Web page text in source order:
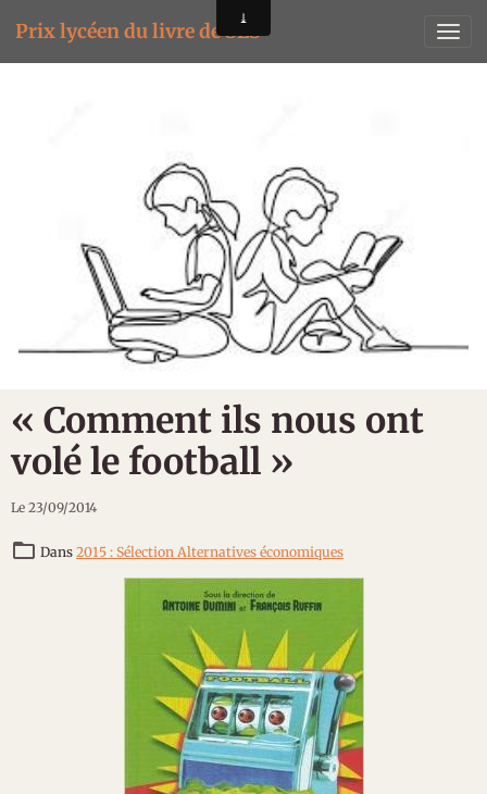
Prix lycéen du livre de SES
« Comment ils nous ont
volé le football »
Le 23/09/2014
Dans 2015 : Sélection Alternatives économiques